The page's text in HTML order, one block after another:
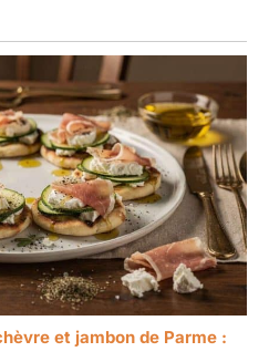
et jambon de Parme :